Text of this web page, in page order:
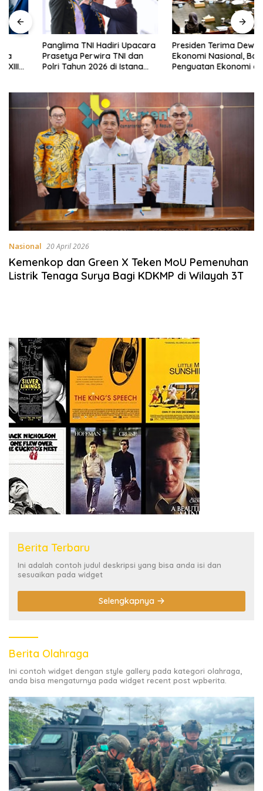
Panglima TNI Hadiri Upacara
Prasetya Perwira TNI dan
Polri Tahun 2026 di Istana
Presiden Terima Dewan
Ekonomi Nasional, Bahas
Penguatan Ekonomi dan
Nasional 20 April 2026
Kemenkop dan Green X Teken MoU Pemenuhan
Listrik Tenaga Surya Bagi KDKMP di Wilayah 3T
Berita Terbaru
Ini adalah contoh judul deskripsi yang bisa anda isi dan
sesuaikan pada widget
Selengkapnya
Berita Olahraga
Ini contoh widget dengan style gallery pada kategori olahraga,
anda bisa mengaturnya pada widget recent post wpberita.